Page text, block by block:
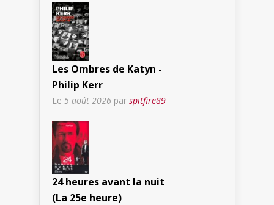
Les Ombres de Katyn -
Philip Kerr
Le 5 août 2026 par spitfire89
24 heures avant la nuit
(La 25e heure)